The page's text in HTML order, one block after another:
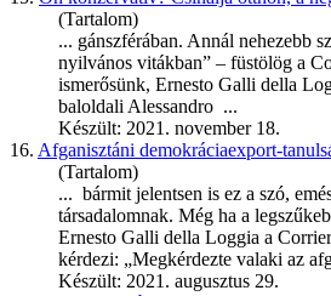
(Tartalom)
... gánszférában. Annál nehezebb
nyilvános vitákban” – füstölög a
ismerősünk, Ernesto Galli della
baloldali Alessandro ...
Készült: 2021. november 18.
16. Afganisztáni demokráciaexport-
(Tartalom)
... bármit jelentsen is ez a szó,
társadalomnak. Még ha a
Ernesto Galli della Loggia a
kérdezi: „Megkérdezte valaki az
Készült: 2021. augusztus 29.